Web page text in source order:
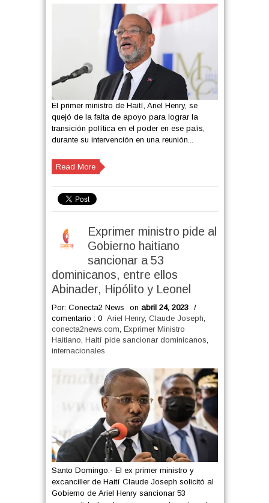
El primer ministro de Haití, Ariel Henry, se
quejó de la falta de apoyo para lograr la
transición política en el poder en ese país,
durante su intervención en una reunión...
Read More
Exprimer ministro pide al
Gobierno haitiano
sancionar a 53
dominicanos, entre ellos
Abinader, Hipólito y Leonel
Por: Conecta2 News on abril 24, 2023
/
comentario : 0 Ariel Henry, Claude Joseph,
conecta2news.com, Exprimer Ministro
Haitiano, Haití pide sancionar dominicanos,
internacionales
Santo Domingo.- El ex primer ministro y
excanciller de Haití Claude Joseph solicitó al
Gobierno de Ariel Henry sancionar 53